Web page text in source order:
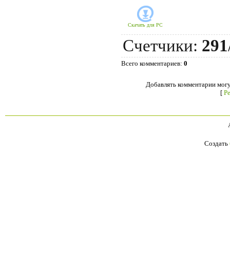
Скачать для PC
Счетчики: 291
Всего комментариев: 0
Добавлять комментарии
[
Создать